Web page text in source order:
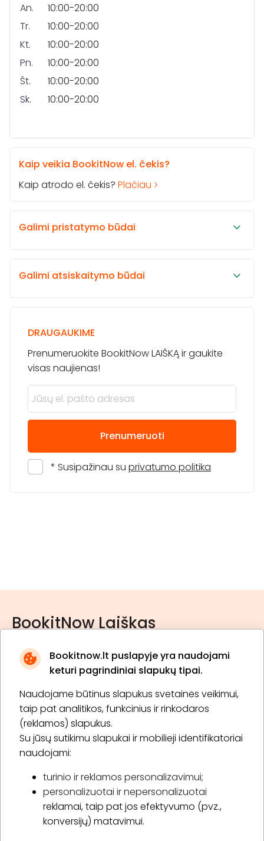
Bookitnow.lt puslapyje yra naudojami
keturi pagrindiniai slapukų tipai.
Naudojame būtinus slapukus svetainės veikimui,
taip pat analitikos, funkcinius ir rinkodaros
(reklamos) slapukus.
Su jūsų sutikimu slapukai ir mobilieji identifikatoriai
naudojami:
turinio ir reklamos personalizavimui;
personalizuotai ir nepersonalizuotai
reklamai, taip pat jos efektyvumo (pvz.,
konversijų) matavimui.
An.
10:00-20:00
Tr.
10:00-20:00
Kt.
10:00-20:00
Pn.
10:00-20:00
Št.
10:00-20:00
Sk.
10:00-20:00
Kaip veikia BookitNow el. čekis?
Kaip atrodo el. čekis? Plačiau
Galimi pristatymo būdai
Galimi atsiskaitymo būdai
DRAUGAUKIME
Prenumeruokite BookitNow LAIŠKĄ ir gaukite
visas naujienas!
Prenumeruoti
* Susipažinau su privatumo politika
BookitNow Laiškas
* Susipažinau su privatumo politika
Prenumeruoti
Apie „BookitNow“
Informacija